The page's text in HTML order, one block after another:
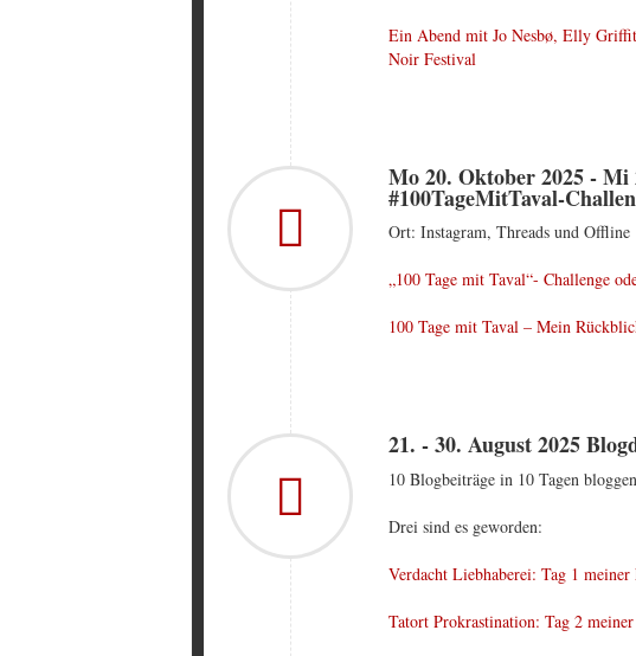
Ein Abend mit Jo Nesbø, Elly
Noir Festival
Mo 20. Oktober 2025 - Mi
#100TageMitTaval-
Ort: Instagram, Threads und Offline
„100 Tage mit Taval“- Challenge
100 Tage mit Taval – Mein
21. - 30. August 2025
10 Blogbeiträge in 10 Tagen bloggen
Drei sind es geworden:
Verdacht Liebhaberei: Tag 1
Tatort Prokrastination: Tag 2